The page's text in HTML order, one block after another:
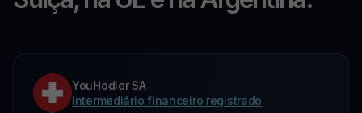
YouHodler SA
Intermediário financeiro registrado